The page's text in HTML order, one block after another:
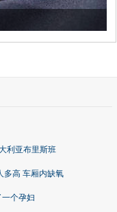
利亚布里斯班
多高 车厢内缺氧
个孕妇